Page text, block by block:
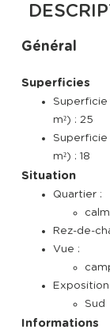
Général
Superficies
m²) : 25
m²) : 18
Situation
Quartier :
Rez-de-
Vue :
Exposition
Sud
Informations